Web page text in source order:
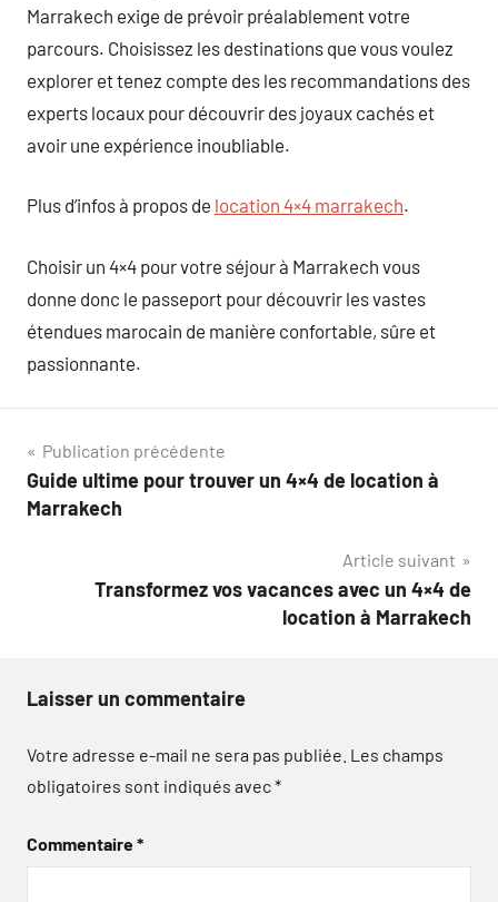
Marrakech exige de prévoir préalablement votre
parcours. Choisissez les destinations que vous voulez
explorer et tenez compte des les recommandations des
experts locaux pour découvrir des joyaux cachés et
avoir une expérience inoubliable.
Plus d’infos à propos de location 4×4 marrakech.
Choisir un 4×4 pour votre séjour à Marrakech vous
donne donc le passeport pour découvrir les vastes
étendues marocain de manière confortable, sûre et
passionnante.
Navigation
de
Publication précédente
Guide ultime pour trouver un 4×4 de location à
Marrakech
Article suivant
Transformez vos vacances avec un 4×4 de
location à Marrakech
Laisser un commentaire
Votre adresse e-mail ne sera pas publiée. Les champs
obligatoires sont indiqués avec*
Commentaire*